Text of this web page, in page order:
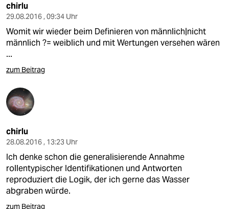
chirlu
29.08.2016 , 09:34 Uhr
Womit wir wieder beim Definieren von männlich|nicht
männlich ?= weiblich und mit Wertungen versehen wären
...
zum Beitrag
chirlu
28.08.2016 , 13:23 Uhr
Ich denke schon die generalisierende Annahme
rollentypischer Identifikationen und Antworten
reproduziert die Logik, der ich gerne das Wasser
abgraben würde.
zum Beitrag